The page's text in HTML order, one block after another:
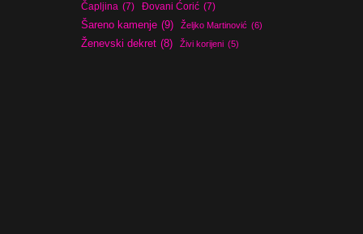
Čapljina (7) Đovani Ćorić (7)
Šareno kamenje (9) Željko Martinović (6)
Ženevski dekret (8) Živi korijeni (5)